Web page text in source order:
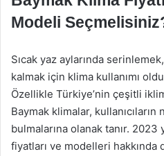
Modeli
Sıcak yaz aylarında
kalmak için klima kullanımı
Özellikle Türkiye’nin çeşitli
Baymak klimalar,
bulmalarına olanak tanır. 2023
fiyatları ve modelleri hakkında